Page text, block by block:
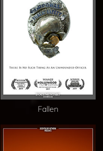
Fallen